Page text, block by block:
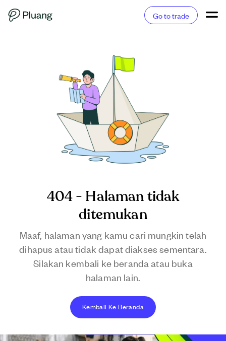
Go to trade
404 - Halaman tidak
ditemukan
Maaf, halaman yang kamu cari mungkin telah
dihapus atau tidak dapat diakses sementara.
Silakan kembali ke beranda atau buka
halaman lain.
Kembali Ke Beranda